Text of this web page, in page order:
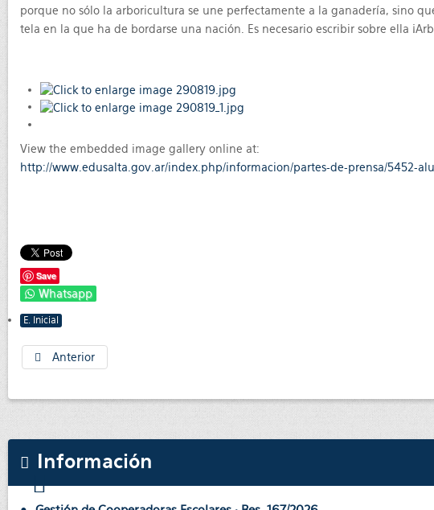
porque no sólo la arboricultura se une perfectamente a la ganadería, sino
tela en la que ha de bordarse una nación. Es necesario escribir sobre ella
View the embedded image gallery online at:
http://www.edusalta.gov.ar/index.php/informacion/partes-de-prensa/5452-
Save
Whatsapp
E. Inicial
Anterior
Información